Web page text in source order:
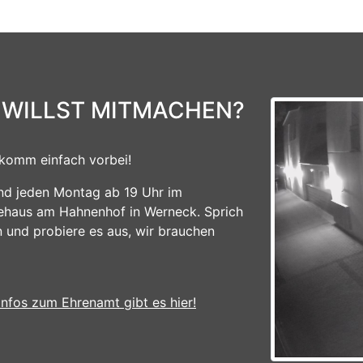
MITMACHEN?
einfach vorbei!
jeden Montag ab 19 Uhr im
am Hahnenhof in Werneck. Sprich
und probiere es aus, wir brauchen
zum Ehrenamt gibt es hier!